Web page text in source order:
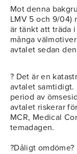
Mot denna
LMV 5 och 9/04)
är tänkt att träda
många
avtalet sedan
? Det är en
avtalet samtidigt.
period av
avtalet riskerar
MCR, Medical
temadagen.
?Dåligt omdöme?